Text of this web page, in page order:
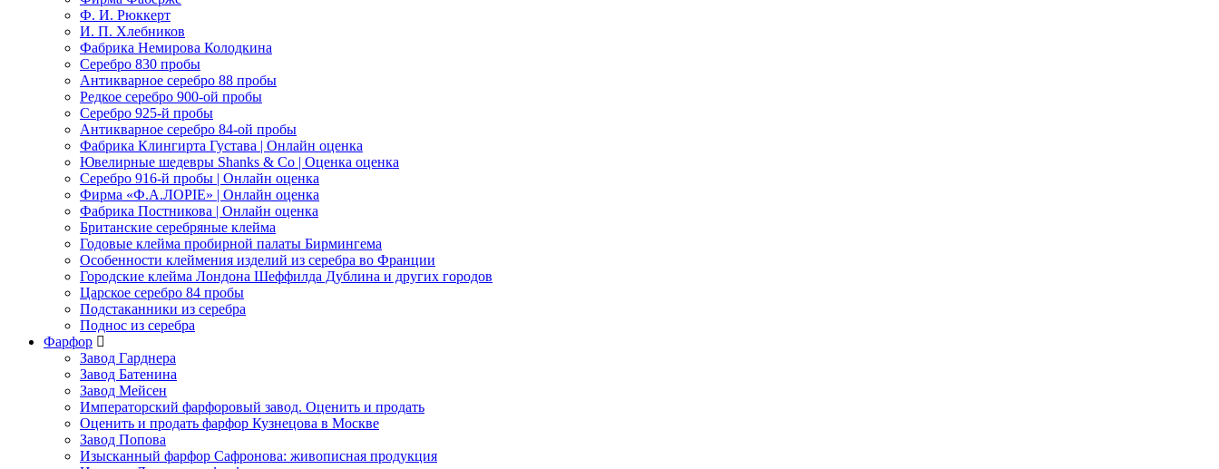
Ф. И. Рюккерт
И. П. Хлебников
Фабрика Немирова Колодкина
Серебро 830 пробы
Антикварное серебро 88 пробы
Редкое серебро 900-ой пробы
Серебро 925-й пробы
Антикварное серебро 84-ой пробы
Фабрика Клингирта Густава | Онлайн оценка
Ювелирные шедевры Shanks & Co | Оценка оценка
Серебро 916-й пробы | Онлайн оценка
Фирма «Ф.А.ЛОРIЕ» | Онлайн оценка
Фабрика Постникова | Онлайн оценка
Британские серебряные клейма
Годовые клейма пробирной палаты Бирмингема
Особенности клеймения изделий из серебра во Франции
Городские клейма Лондона Шеффилда Дублина и других городов
Царское серебро 84 пробы
Подстаканники из серебра
Поднос из серебра
Фарфор
Завод Гарднера
Завод Батенина
Завод Мейсен
Императорский фарфоровый завод. Оценить и продать
Оценить и продать фарфор Кузнецова в Москве
Завод Попова
Изысканный фарфор Сафронова: живописная продукция